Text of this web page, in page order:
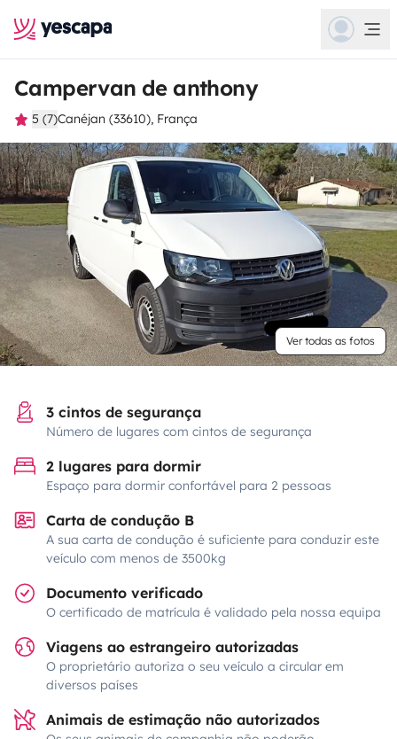
Campervan de anthony
5 (7)Canéjan (33610), França
Ver todas as fotos
3 cintos de segurança
Número de lugares com cintos de segurança
2 lugares para dormir
Espaço para dormir confortável para 2 pessoas
Carta de condução B
A sua carta de condução é suficiente para conduzir este
veículo com menos de 3500kg
Documento verificado
O certificado de matrícula é validado pela nossa equipa
Viagens ao estrangeiro autorizadas
O proprietário autoriza o seu veículo a circular em
diversos países
Animais de estimação não autorizados